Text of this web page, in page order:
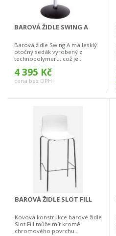
BAROVÁ ŽIDLE SWING A
Barová židle Swing A má lesklý
otočný sedák vyrobený z
technopolymeru, což je...
4 395 Kč
cena bez DPH
BAROVÁ ŽIDLE SLOT FILL
Kovová konstrukce barové židle
Slot Fill může mít kromě
chromového povrchu...